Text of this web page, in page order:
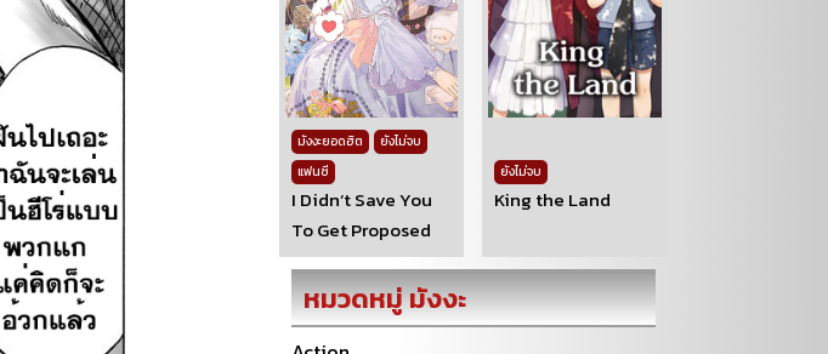
มังงะยอดฮิต
ยังไม่จบ
แฟนซี
I Didn’t Save You
To Get Proposed
ยังไม่จบ
King the Land
หมวดหมู่ มังงะ